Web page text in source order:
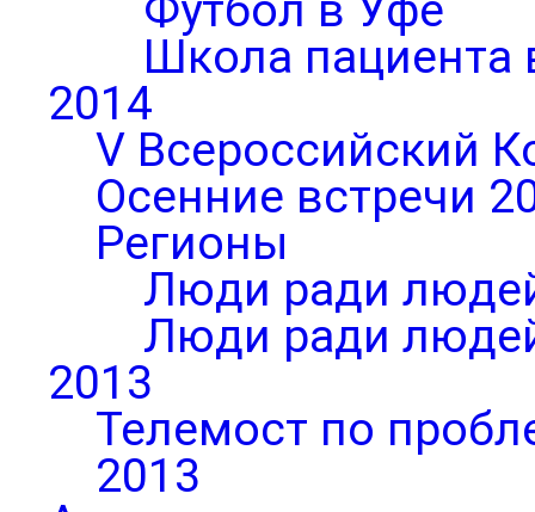
Школа пациента
2014
V Всероссийский
Осенние встречи
Регионы
Люди ради
Люди ради
2013
Телемост по
2013